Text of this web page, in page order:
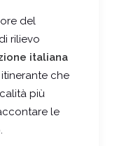
del
rilievo
italiana
che
più
le